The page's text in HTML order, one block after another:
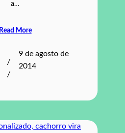
a…
Read More
/
/
9 de agosto de
2014